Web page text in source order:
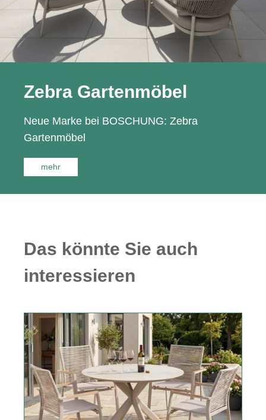
Zebra Gartenmöbel
Neue Marke bei BOSCHUNG: Zebra
Gartenmöbel
mehr
Das könnte Sie auch
interessieren